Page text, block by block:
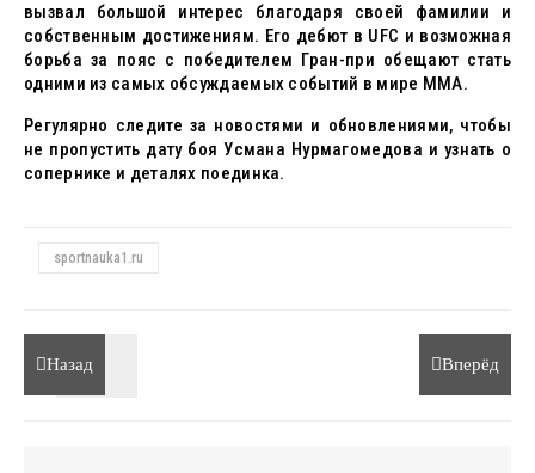
вызвал большой интерес благодаря своей фамилии и
собственным достижениям. Его дебют в UFC и возможная
борьба за пояс с победителем Гран-при обещают стать
одними из самых обсуждаемых событий в мире MMA.
Регулярно следите за новостями и обновлениями, чтобы
не пропустить дату боя Усмана Нурмагомедова и узнать о
сопернике и деталях поединка.
sportnauka1.ru
Назад Вперёд